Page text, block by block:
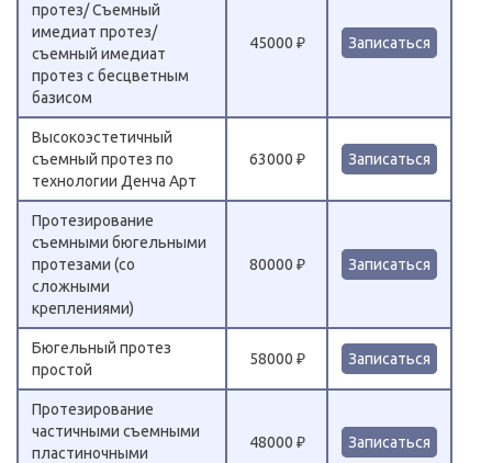
протез/ Съемный
имедиат протез/
съемный имедиат
протез с бесцветным
базисом
45000 ₽ Записаться
Высокоэстетичный
съемный протез по
технологии Денча Арт
63000 ₽ Записаться
Протезирование
съемными бюгельными
протезами (со
сложными
креплениями)
80000 ₽ Записаться
Бюгельный протез
простой
58000 ₽ Записаться
Протезирование
частичными съемными
пластиночными
48000 ₽ Записаться